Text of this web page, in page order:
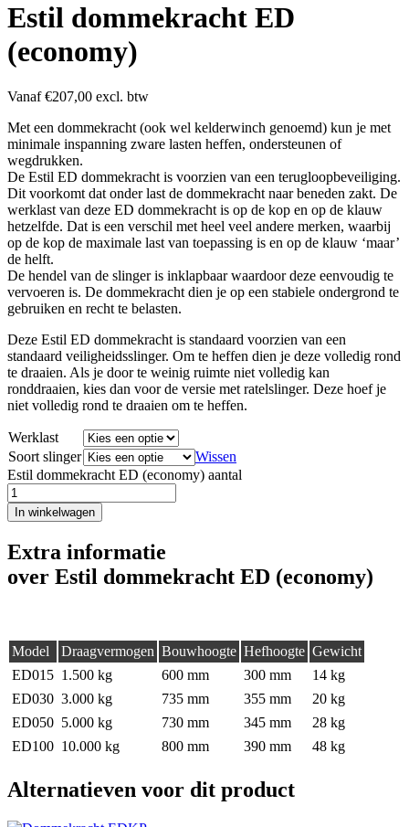
Estil dommekracht ED
(economy)
Vanaf€207,00 excl. btw
Met een dommekracht (ook wel kelderwinch genoemd) kun je met
minimale inspanning zware lasten heffen, ondersteunen of
wegdrukken.
De Estil ED dommekracht is voorzien van een terugloopbeveiliging.
Dit voorkomt dat onder last de dommekracht naar beneden zakt. De
werklast van deze ED dommekracht is op de kop en op de klauw
hetzelfde. Dat is een verschil met heel veel andere merken, waarbij
op de kop de maximale last van toepassing is en op de klauw ‘maar’
de helft.
De hendel van de slinger is inklapbaar waardoor deze eenvoudig te
vervoeren is. De dommekracht dien je op een stabiele ondergrond te
gebruiken en recht te belasten.
Deze Estil ED dommekracht is standaard voorzien van een
standaard veiligheidsslinger. Om te heffen dien je deze volledig rond
te draaien. Als je door te weinig ruimte niet volledig kan
ronddraaien, kies dan voor de versie met ratelslinger. Deze hoef je
niet volledig rond te draaien om te heffen.
Werklast
Soort slinger
Wissen
Estil dommekracht ED (economy) aantal
In winkelwagen
Extra informatie
over Estil dommekracht ED (economy)
Model Draagvermogen Bouwhoogte Hefhoogte Gewicht
ED015 1.500 kg 600 mm 300 mm
14 kg
ED030 3.000 kg 735 mm 355 mm
20 kg
ED050 5.000 kg 730 mm 345 mm
28 kg
ED100 10.000 kg 800 mm 390 mm 48 kg
Alternatieven voor dit product